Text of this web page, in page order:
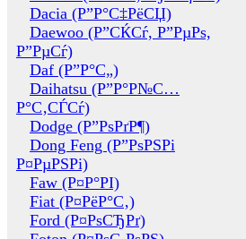
Dacia (Р”Р°С‡РёСЏ)
Daewoo (Р”СЌСѓ, Р”РµРѕ,
Р”РµСѓ)
Daf (Р”Р°С„)
Daihatsu (Р”Р°Р№С…
Р°С‚СЃСѓ)
Dodge (Р”РѕРґР¶)
Dong Feng (Р”РѕРЅРі
Р¤РµРЅРі)
Faw (Р¤Р°РІ)
Fiat (Р¤РёР°С‚)
Ford (Р¤РѕСЂРґ)